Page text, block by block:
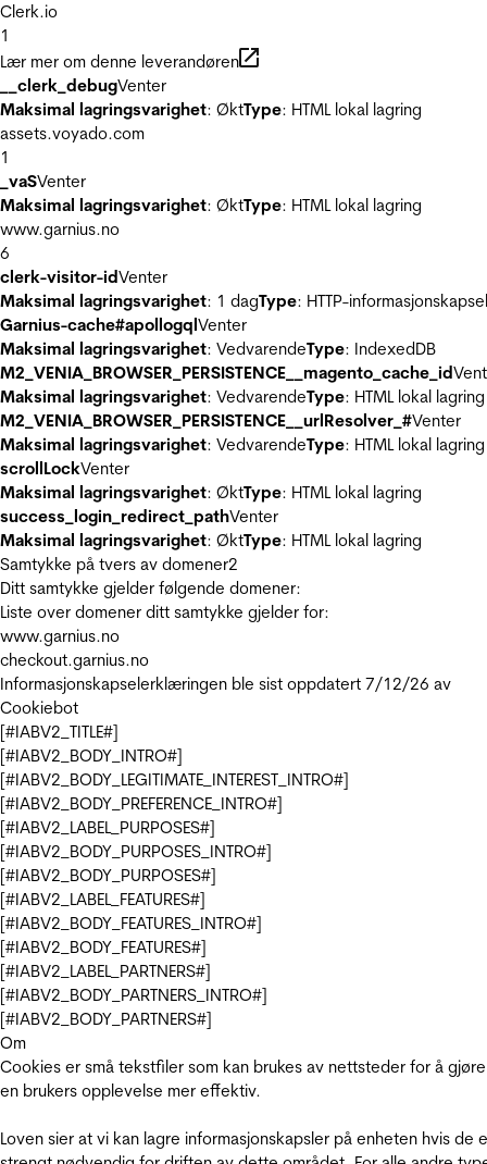
Clerk.io
1
Lær mer om denne leverandøren
__clerk_debugVenter
Maksimal lagringsvarighet: ØktType: HTML lokal lagring
assets.voyado.com
1
_vaSVenter
Maksimal lagringsvarighet: ØktType: HTML lokal lagring
www.garnius.no
6
clerk-visitor-idVenter
Maksimal lagringsvarighet: 1 dagType: HTTP-informasjonskapsel
Garnius-cache#apollogqlVenter
Maksimal lagringsvarighet: VedvarendeType: IndexedDB
M2_VENIA_BROWSER_PERSISTENCE__magento_cache_id
Maksimal lagringsvarighet: VedvarendeType: HTML lokal lagring
M2_VENIA_BROWSER_PERSISTENCE__urlResolver_#Venter
Maksimal lagringsvarighet: VedvarendeType: HTML lokal lagring
scrollLockVenter
Maksimal lagringsvarighet: ØktType: HTML lokal lagring
success_login_redirect_pathVenter
Maksimal lagringsvarighet: ØktType: HTML lokal lagring
Samtykke på tvers av domener2
Ditt samtykke gjelder følgende domener:
Liste over domener ditt samtykke gjelder for:
www.garnius.no
checkout.garnius.no
Informasjonskapselerklæringen ble sist oppdatert 7/12/26 av
Cookiebot
[#IABV2_TITLE#]
[#IABV2_BODY_INTRO#]
[#IABV2_BODY_LEGITIMATE_INTEREST_INTRO#]
[#IABV2_BODY_PREFERENCE_INTRO#]
[#IABV2_LABEL_PURPOSES#]
[#IABV2_BODY_PURPOSES_INTRO#]
[#IABV2_BODY_PURPOSES#]
[#IABV2_LABEL_FEATURES#]
[#IABV2_BODY_FEATURES_INTRO#]
[#IABV2_BODY_FEATURES#]
[#IABV2_LABEL_PARTNERS#]
[#IABV2_BODY_PARTNERS_INTRO#]
[#IABV2_BODY_PARTNERS#]
Om
Cookies er små tekstfiler som kan brukes av nettsteder for å gjøre
en brukers opplevelse mer effektiv.
Loven sier at vi kan lagre informasjonskapsler på enheten hvis de